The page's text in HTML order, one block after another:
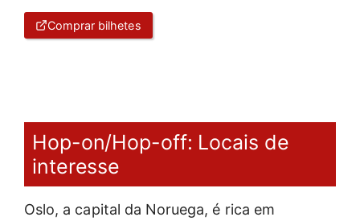
Comprar bilhetes
Hop-on/Hop-off: Locais de
interesse
Oslo, a capital da Noruega, é rica em